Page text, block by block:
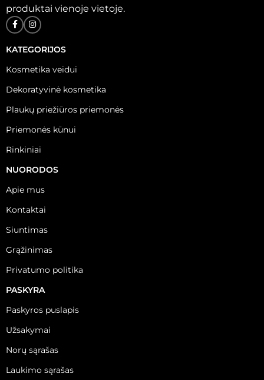
produktai vienoje vietoje.
KATEGORIJOS
Kosmetika veidui
Dekoratyvinė kosmetika
Plaukų priežiūros priemonės
Priemonės kūnui
Rinkiniai
NUORODOS
Apie mus
Kontaktai
Siuntimas
Grąžinimas
Privatumo politika
PASKYRA
Paskyros puslapis
Užsakymai
Norų sąrašas
Laukimo sąrašas